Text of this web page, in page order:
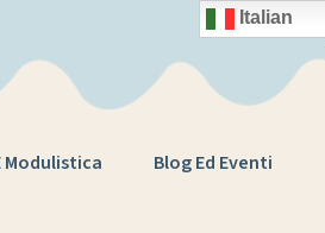
Modulistica Blog Ed Eventi
Italian